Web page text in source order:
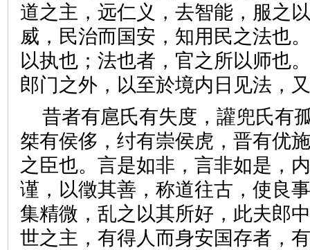
道之主，远仁义，去智能，服之
威，民治而国安，知用民之法也
以执也；法也者，官之所以师也
郎门之外，以至於境内日见法
昔者有扈氏有失度，讙兜氏有
桀有侯侈，纣有崇侯虎，晋有优
之臣也。言是如非，言非如是，
谨，以徵其善，称道往古，使良
集精微，乱之以其所好，此夫郎
世之主，有得人而身安国存者，